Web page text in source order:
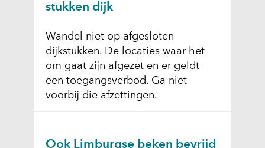
stukken dijk
Wandel niet op afgesloten
dijkstukken. De locaties waar het
om gaat zijn afgezet en er geldt
een toegangsverbod. Ga niet
voorbij die afzettingen.
Ook Limburgse beken bevrijd